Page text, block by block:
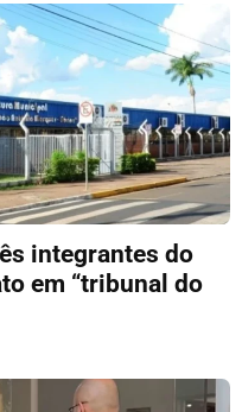
integrantes do
em “tribunal do